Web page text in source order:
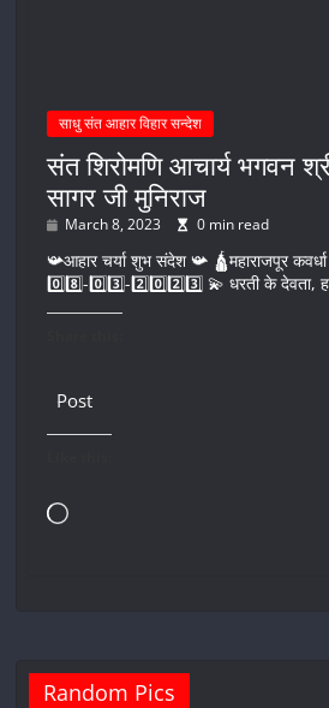
साधु संत आहार विहार सन्देश
संत शिरोमणि आचार्य भगवन
सागर जी मुनिराज
March 8, 2023 0 min read
📯आहार चर्या शुभ संदेश 📯 🛕महाराजपूर
0️⃣8️⃣-0️⃣3️⃣-2️⃣0️⃣2️⃣3️⃣ 💫 धरती के देवता,
Post
Loading…
Random Pics